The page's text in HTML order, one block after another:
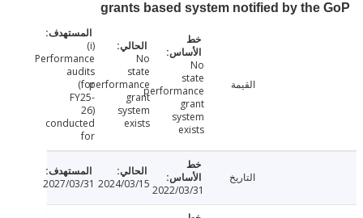
grants based system notified by the
performance
No
state
performance
grant
system
exists
(i)
Performance
audits
(for
FY25-
26)
conducted
2022/03/31
2024/03/15
2027/03/31